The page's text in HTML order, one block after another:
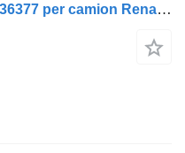
Motorino d'avviamento 7421036377 per camion Renault Premium 2005>2013